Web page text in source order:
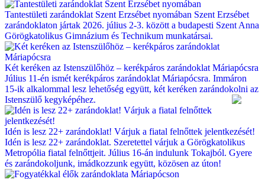
Tantestületi zarándoklat Szent Erzsébet nyomában Szent Erzsébet
zarándoklaton jártak 2026. július 2-3. között a budapesti Szent Anna
Görögkatolikus Gimnázium és Technikum munkatársai.
Két keréken az Istenszülőhöz – kerékpáros zarándoklat Máriapócsra
Július 11-én ismét kerékpáros zarándoklat Máriapócsra. Immáron
15-ik alkalommal lesz lehetőség együtt, két keréken zarándokolni az
Istenszülő kegyképéhez.
Idén is lesz 22+ zarándoklat! Várjuk a fiatal felnőttek jelentkezését!
Idén is lesz 22+ zarándoklat. Szeretettel várjuk a Görögkatolikus
Metropólia fiatal felnőttjeit. Július 16-án indulunk Tokajból. Gyere
és zarándokoljunk, imádkozzunk együtt, közösen az úton!